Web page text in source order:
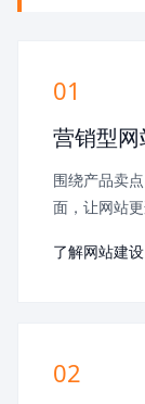
01
营销型
围绕产品卖
面，让网站
了解网站建
02